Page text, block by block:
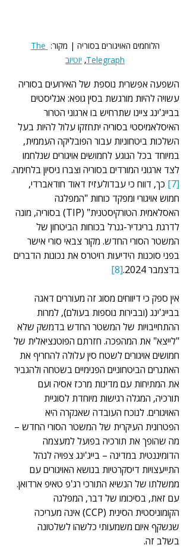
הלוחמים האויגורים בסוריה | מקור: The
Telegraph
, יוטיוב
השפעה אפשרית נוספת של האירועים בסוריה
עשויה להיות מורגשת בסין גופא: אנליסטים
בבייג'ינג ציינו שתרחיש בו ארגוני הטרור
האיסלאמיסטי בסוריה יתחזקו עלול להיות בעל
השלכות ביטחוניות עבור הפובליקה העממית,
במיוחד בכל הנוגע לחמושים אויגורים שנלחמו
לצד ארגוני המורדים בסוריה וצברו ניסיון בלחימה.
[7]
כך, דווח כי עבדולעזיז דאוד חודאברדי,
חמוש אויגורי ומפקד כוחות "המפלגה
האסלאמית הטורקיסטנית" (TIP) בסוריה, מונה
לדרגת בריגדיר-גנרל בכוחות הביטחון של
המשטר הסורי החדש. מקור צבאי סורי אישר
בפני סוכנות הידיעות רויטרס את נכונות הדברים
בדצמבר 2024.
[8]
אין ספק כי דיווחים מסוג זה מעוררים דאגה
בבייג'ינג (ובבירות נוספות בעולם), למרות
ההתחייבויות של המשטר החדש בדמשק שלא
"לייצא" את המהפכה. חזרתם הפוטנציאלית של
חמושים אויגורים לשטח סין עלולה להחריף את
האתגרים הביטחוניים הפנימיים בשטחה ולהגביר
את המתיחות עם מדינות מרכז אסיה ועם
תורכיה, המגלה רגישות מיוחדת לסוגיית
האויגורים. לנוכח העובדה שאנקרה היא
הפטרונית העיקרית של המשטר הסורי החדש –
מה שהופך את תורכיה בפועל למעצמה
הדומיננטית במדינה – בייג'ינג צפויה לנהל
התייעצויות דיסקרטיות בנושא האויגורים עם
ממשלתו של הנשיא התורכי רג'פ טאיפ ארדואן.
עם זאת, בסיכומו של דבר, המפלגה
הקומוניסטית הסינית (CCP) אינה מעריכה
שנשקף איום משמעותי כלשהו לשלטונה
בשלב זה.